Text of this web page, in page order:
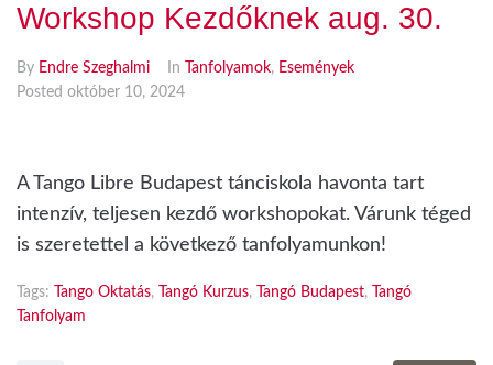
Workshop Kezdőknek aug. 30.
By Endre Szeghalmi In Tanfolyamok, Események
Posted október 10, 2024
A Tango Libre Budapest tánciskola havonta tart
intenzív, teljesen kezdő workshopokat. Várunk téged
is szeretettel a következő tanfolyamunkon!
Tags: Tango Oktatás, Tangó Kurzus, Tangó Budapest,
Tangó
Tanfolyam